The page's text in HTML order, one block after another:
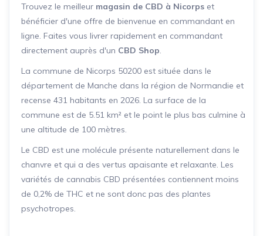
Trouvez le meilleur magasin de CBD à Nicorps et
bénéficier d'une offre de bienvenue en commandant en
ligne. Faites vous livrer rapidement en commandant
directement auprès d'un CBD Shop
La commune de Nicorps 50200 est située dans le
département de Manche dans la région de Normandie et
recense 431 habitants en 2026. La surface de la
commune est de 5.51 km² et le point le plus bas culmine à
une altitude de 100 mètres.
Le CBD est une molécule présente naturellement dans le
chanvre et qui a des vertus apaisante et relaxante. Les
variétés de cannabis CBD présentées contiennent moins
de 0,2% de THC et ne sont donc pas des plantes
psychotropes.